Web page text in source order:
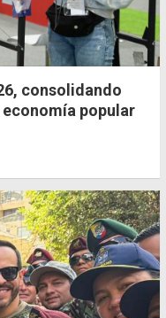
consolidando
popular